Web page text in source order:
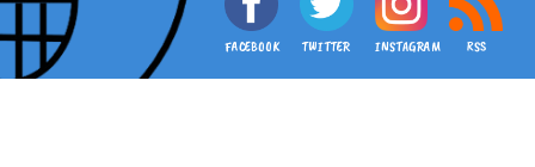
FACEBOOK TWITTER INSTAGRAM RSS